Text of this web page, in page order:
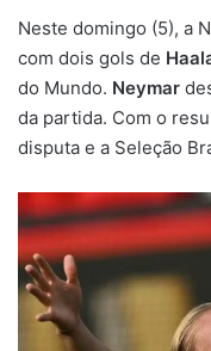
Neste domingo (5), a
com dois gols de
do Mundo. Neymar
da partida. Com o
disputa e a Seleção